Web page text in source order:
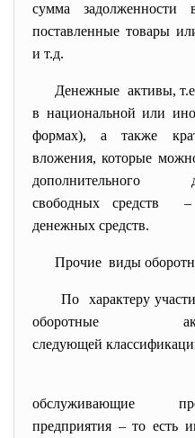
сумма задолженности
поставленные товары
и т.д.
Денежные активы,
в национальной или
формах), а также
вложения, которые
дополнительного
свободных средств –
денежных средств.
Прочие виды
По характеру
оборотные
следующей
обслуживающие
предприятия – то есть